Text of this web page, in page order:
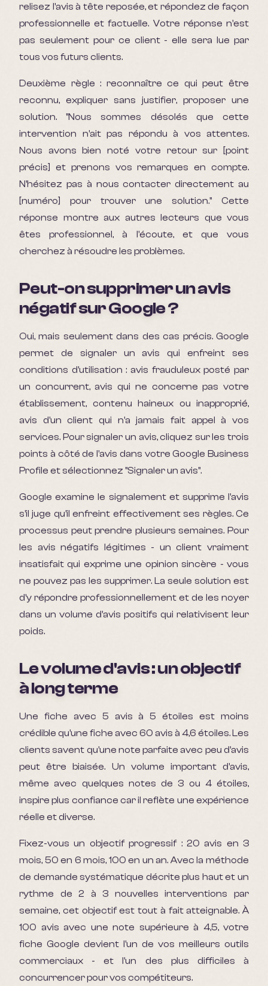
relisez l'avis à tête reposée, et répondez de façon
professionnelle et factuelle. Votre réponse n'est
pas seulement pour ce client - elle sera lue par
tous vos futurs clients.
Deuxième règle : reconnaître ce qui peut être
reconnu, expliquer sans justifier, proposer une
solution. "Nous sommes désolés que cette
intervention n'ait pas répondu à vos attentes.
Nous avons bien noté votre retour sur [point
précis] et prenons vos remarques en compte.
N'hésitez pas à nous contacter directement au
[numéro] pour trouver une solution." Cette
réponse montre aux autres lecteurs que vous
êtes professionnel, à l'écoute, et que vous
cherchez à résoudre les problèmes.
Peut-on supprimer un avis
négatif sur Google ?
Oui, mais seulement dans des cas précis. Google
permet de signaler un avis qui enfreint ses
conditions d'utilisation : avis frauduleux posté par
un concurrent, avis qui ne concerne pas votre
établissement, contenu haineux ou inapproprié,
avis d'un client qui n'a jamais fait appel à vos
services. Pour signaler un avis, cliquez sur les trois
points à côté de l'avis dans votre Google Business
Profile et sélectionnez "Signaler un avis".
Google examine le signalement et supprime l'avis
s'il juge qu'il enfreint effectivement ses règles. Ce
processus peut prendre plusieurs semaines. Pour
les avis négatifs légitimes - un client vraiment
insatisfait qui exprime une opinion sincère - vous
ne pouvez pas les supprimer. La seule solution est
d'y répondre professionnellement et de les noyer
dans un volume d'avis positifs qui relativisent leur
poids.
Le volume d'avis : un objectif
à long terme
Une fiche avec 5 avis à 5 étoiles est moins
crédible qu'une fiche avec 60 avis à 4,6 étoiles. Les
clients savent qu'une note parfaite avec peu d'avis
peut être biaisée. Un volume important d'avis,
même avec quelques notes de 3 ou 4 étoiles,
inspire plus confiance car il reflète une expérience
réelle et diverse.
Fixez-vous un objectif progressif : 20 avis en 3
mois, 50 en 6 mois, 100 en un an. Avec la méthode
de demande systématique décrite plus haut et un
rythme de 2 à 3 nouvelles interventions par
semaine, cet objectif est tout à fait atteignable. À
100 avis avec une note supérieure à 4,5, votre
fiche Google devient l'un de vos meilleurs outils
commerciaux - et l'un des plus difficiles à
concurrencer pour vos compétiteurs.